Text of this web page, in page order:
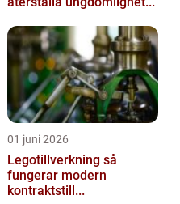
01 juni 2026
Legotillverkning så
fungerar modern
kontraktstill...